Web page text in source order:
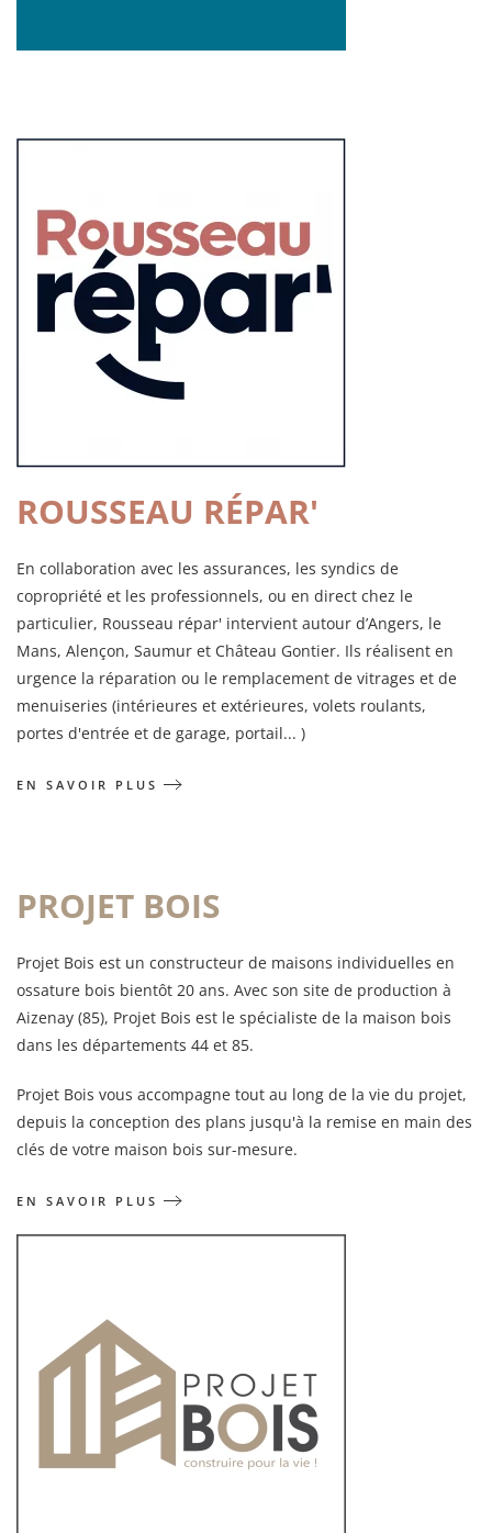
ROUSSEAU RÉPAR'
En collaboration avec les assurances, les syndics de
copropriété et les professionnels, ou en direct chez le
particulier, Rousseau répar' intervient autour d’Angers, le
Mans, Alençon, Saumur et Château Gontier. Ils réalisent en
urgence la réparation ou le remplacement de vitrages et de
menuiseries (intérieures et extérieures, volets roulants,
portes d'entrée et de garage, portail... )
EN SAVOIR PLUS
PROJET BOIS
Projet Bois est un constructeur de maisons individuelles en
ossature bois bientôt 20 ans. Avec son site de production à
Aizenay (85), Projet Bois est le spécialiste de la maison bois
dans les départements 44 et 85.
Projet Bois vous accompagne tout au long de la vie du projet,
depuis la conception des plans jusqu'à la remise en main des
clés de votre maison bois sur-mesure.
EN SAVOIR PLUS